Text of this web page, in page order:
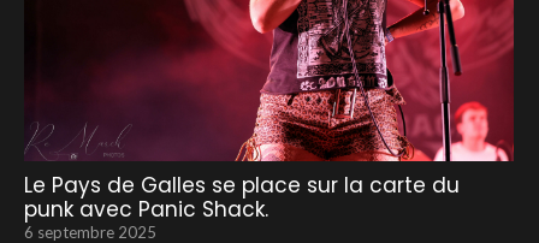
Le Pays de Galles se place sur la carte du
punk avec Panic Shack.
6 septembre 2025